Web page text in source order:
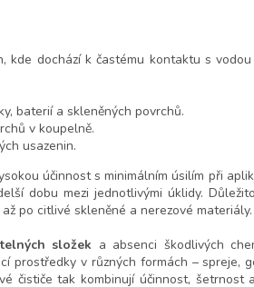
kde dochází k častému kontaktu s
baterií a skleněných povrchů.
v koupelně.
usazenin.
účinnost s minimálním úsilím při
dobu mezi jednotlivými úklidy.
po citlivé skleněné a nerezové materiály.
složek a absenci škodlivých
prostředky v různých formách – spreje,
čističe tak kombinují účinnost, šetrnost